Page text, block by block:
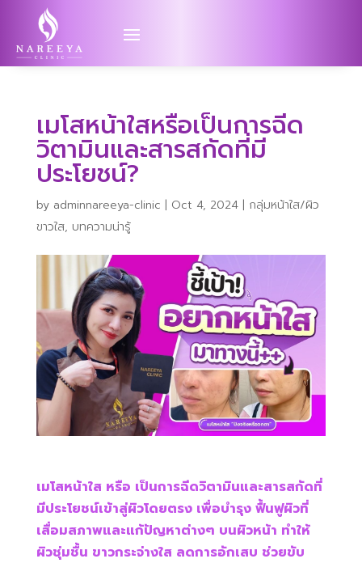
เมโสหน้าใสหรือเป็นการฉีด
วิตามินและสารสกัดที่มี
ประโยชน์?
by adminnareeya-clinic | Oct 4, 2024| กลุ่มหน้าใส/ผิว
ขาวใส, บทความน่ารู้
เมโสหน้าใส หรือ เป็นการฉีดวิตามินและสารสกัดที่
มีประโยชน์เข้าสู่ผิวโดยตรง เพื่อบำรุง ฟื้นฟูผิวที่
เสื่อมสภาพและแก้ปัญหาต่างๆ บนผิวหน้า ทำให้
ผิวชุ่มชื้น ขาวกระจ่างใส ลดการอักเสบ ช่วยขับ